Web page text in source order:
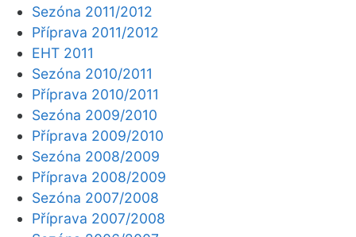
Sezóna 2011/2012
Příprava 2011/2012
EHT 2011
Sezóna 2010/2011
Příprava 2010/2011
Sezóna 2009/2010
Příprava 2009/2010
Sezóna 2008/2009
Příprava 2008/2009
Sezóna 2007/2008
Příprava 2007/2008